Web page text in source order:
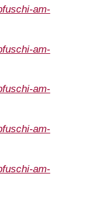
am-
am-
am-
am-
am-